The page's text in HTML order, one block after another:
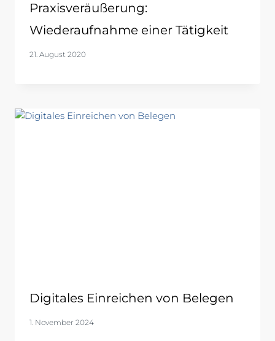
Praxisveräußerung:
Wiederaufnahme einer Tätigkeit
21. August 2020
Digitales Einreichen von Belegen
1. November 2024